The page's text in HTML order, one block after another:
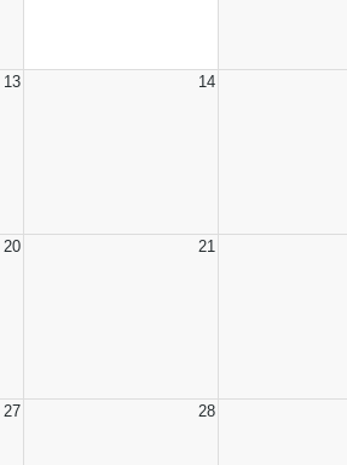
13 14
20 21
27 28